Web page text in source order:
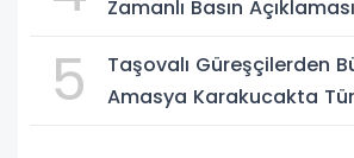
Zamanlı Basın
5
Taşovalı Güreşçilerden
Amasya Karakucakta